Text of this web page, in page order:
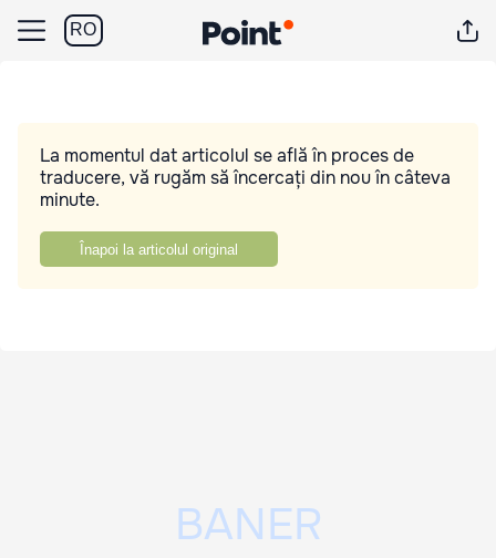
RO
La momentul dat articolul se află în proces de
traducere, vă rugăm să încercați din nou în câteva
minute.
Înapoi la articolul original